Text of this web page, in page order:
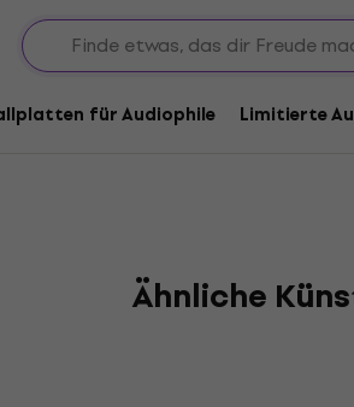
für Audiophile Limitierte
Ähnliche